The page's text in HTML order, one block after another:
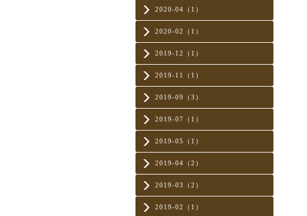
2020-04（1）
2020-02（1）
2019-12（1）
2019-11（1）
2019-09（3）
2019-07（1）
2019-05（1）
2019-04（2）
2019-03（2）
2019-02（1）